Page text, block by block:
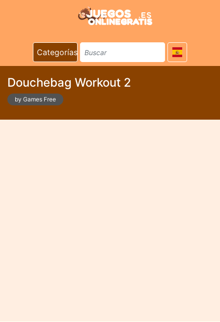
Categorías
Douchebag Workout 2
by Games Free